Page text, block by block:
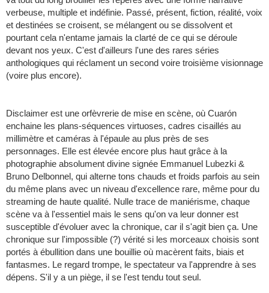
verbeuse, multiple et indéfinie. Passé, présent, fiction, réalité, voix
et destinées se croisent, se mélangent ou se dissolvent et
pourtant cela n'entame jamais la clarté de ce qui se déroule
devant nos yeux. C'est d'ailleurs l'une des rares séries
anthologiques qui réclament un second voire troisième visionnage
(voire plus encore).
Disclaimer est une orfèvrerie de mise en scène, où Cuarón
enchaine les plans-séquences virtuoses, cadres cisaillés au
millimètre et caméras à l'épaule au plus près de ses
personnages. Elle est élevée encore plus haut grâce à la
photographie absolument divine signée Emmanuel Lubezki &
Bruno Delbonnel, qui alterne tons chauds et froids parfois au sein
du même plans avec un niveau d'excellence rare, même pour du
streaming de haute qualité. Nulle trace de maniérisme, chaque
scène va à l'essentiel mais le sens qu'on va leur donner est
susceptible d'évoluer avec la chronique, car il s'agit bien ça. Une
chronique sur l'impossible (?) vérité si les morceaux choisis sont
portés à ébullition dans une bouillie où macèrent faits, biais et
fantasmes. Le regard trompe, le spectateur va l'apprendre à ses
dépens. S'il y a un piège, il se l'est tendu tout seul.